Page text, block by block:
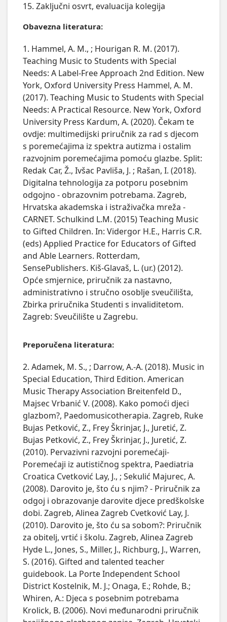
Obavezna literatura:
1. Hammel, A. M., ; Hourigan R. M. (2017).
Teaching Music to Students with Special
Needs: A Label-Free Approach 2nd Edition. New
York, Oxford University Press Hammel, A. M.
(2017). Teaching Music to Students with Special
Needs: A Practical Resource. New York, Oxford
University Press Kardum, A. (2020). Čekam te
ovdje: multimedijski priručnik za rad s djecom
s poremećajima iz spektra autizma i ostalim
razvojnim poremećajima pomoću glazbe. Split:
Redak Car, Ž., Ivšac Pavliša, J. ; Rašan, I. (2018).
Digitalna tehnologija za potporu posebnim
odgojno - obrazovnim potrebama. Zagreb,
Hrvatska akademska i istraživačka mreža -
CARNET. Schulkind L.M. (2015) Teaching Music
to Gifted Children. In: Vidergor H.E., Harris C.R.
(eds) Applied Practice for Educators of Gifted
and Able Learners. Rotterdam,
SensePublishers. Kiš-Glavaš, L. (ur.) (2012).
Opće smjernice, priručnik za nastavno,
administrativno i stručno osoblje sveučilišta,
Zbirka priručnika Studenti s invaliditetom.
Zagreb: Sveučilište u Zagrebu.
Preporučena literatura:
2. Adamek, M. S., ; Darrow, A.-A. (2018). Music in
Special Education, Third Edition. American
Music Therapy Association Breitenfeld D.,
Majsec Vrbanić V. (2008). Kako pomoći djeci
glazbom?, Paedomusicotherapia. Zagreb, Ruke
Bujas Petković, Z., Frey Škrinjar, J., Juretić, Z.
Bujas Petković, Z., Frey Škrinjar, J., Juretić, Z.
(2010). Pervazivni razvojni poremećaji-
Poremećaji iz autističnog spektra, Paediatria
Croatica Cvetković Lay, J., ; Sekulić Majurec, A.
(2008). Darovito je, što ću s njim? - Priručnik za
odgoj i obrazovanje darovite djece predškolske
dobi. Zagreb, Alinea Zagreb Cvetković Lay, J.
(2010). Darovito je, što ću sa sobom?: Priručnik
za obitelj, vrtić i školu. Zagreb, Alinea Zagreb
Hyde L., Jones, S., Miller, J., Richburg, J., Warren,
S. (2016). Gifted and talented teacher
guidebook. La Porte Independent School
District Kostelnik, M. J.; Onaga, E.; Rohde, B.;
Whiren, A.: Djeca s posebnim potrebama
Krolick, B. (2006). Novi međunarodni priručnik